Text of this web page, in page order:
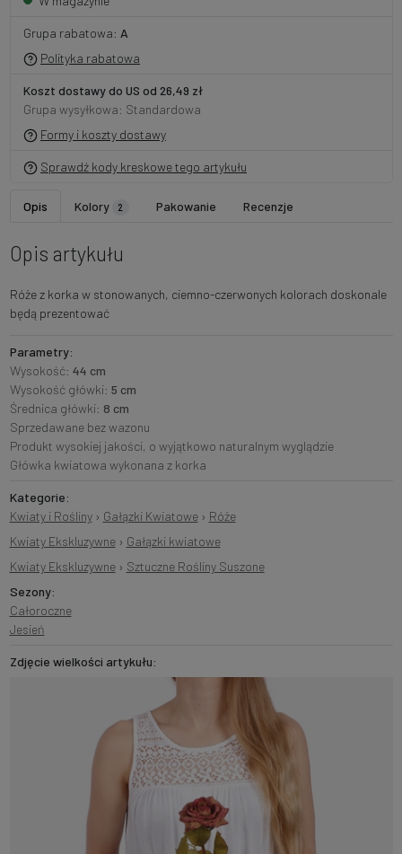
Grupa rabatowa: A
Polityka rabatowa
Koszt dostawy do US od 26,49 zł
Grupa wysyłkowa: Standardowa
Formy i koszty dostawy
Sprawdź kody kreskowe tego artykułu
Opis Kolory 2 Pakowanie Recenzje
Opis artykułu
Róże z korka w stonowanych, ciemno-czerwonych kolorach doskonale
będą prezentować
Parametry:
Wysokość: 44 cm
Wysokość główki: 5 cm
Średnica główki: 8 cm
Sprzedawane bez wazonu
Produkt wysokiej jakości, o wyjątkowo naturalnym wyglądzie
Główka kwiatowa wykonana z korka
Kategorie:
Kwiaty i Rośliny› Gałązki Kwiatowe› Róże
Kwiaty Ekskluzywne› Gałązki kwiatowe
Kwiaty Ekskluzywne› Sztuczne Rośliny Suszone
Sezony:
Całoroczne
Jesień
Zdjęcie wielkości artykułu: